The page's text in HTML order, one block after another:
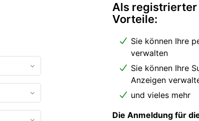
Als registrierter
Vorteile:
Sie können Ihre
verwalten
Sie können Ihre
Anzeigen
und vieles mehr
Die Anmeldung für